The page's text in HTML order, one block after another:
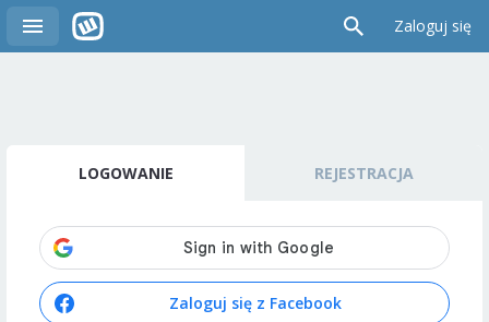
Zaloguj się
LOGOWANIE REJESTRACJA
Zaloguj się z Facebook